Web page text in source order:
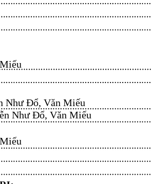
Như Đổ, Văn Miếu​​​​
Như Đổ, Văn Miếu​​​​